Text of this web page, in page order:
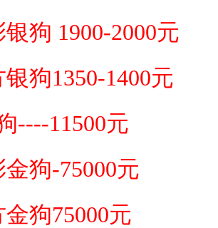
银狗 1900-2000元
银狗1350-1400元
----11500元
金狗-75000元
金狗75000元